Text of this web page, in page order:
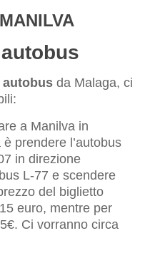
autobus da Malaga, ci
a Manilva in
prendere l’autobus
in direzione
L-77 e scendere
del biglietto
euro, mentre per
Ci vorranno circa